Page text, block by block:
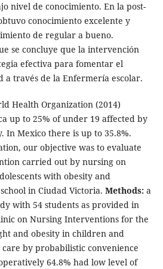
nivel de conocimiento. En la post-
conocimiento excelente y
de regular a bueno.
se concluye que la intervención
efectiva para fomentar el
a través de la Enfermería escolar.
Health Organization (2014)
up to 25% of under 19 affected by
In Mexico there is up to 35.8%.
our objective was to evaluate
carried out by nursing on
with obesity and
in Ciudad Victoria. Methods: a
with 54 students as provided in
on Nursing Interventions for the
and obesity in children and
by probabilistic convenience
64.8% had low level of